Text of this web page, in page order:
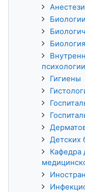
Биологии
психологии
Гигиены
Детских
Кафедра